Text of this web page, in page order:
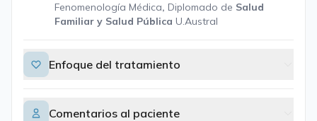
Fenomenología Médica, Diplomado de Salud
Familiar y Salud Pública U.Austral
Enfoque del tratamiento
Comentarios al paciente